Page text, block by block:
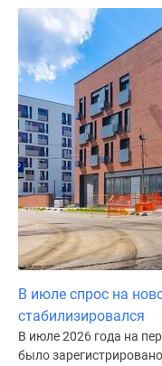
Дома
коттеджи
Коттеджные
поселки
Новой
Москве
Готовые
коттеджные
поселки
Строящиеся
коттеджные
поселки
Коттеджные
поселки
В июле спрос на
стабилизировался
В июле 2026 года на
было